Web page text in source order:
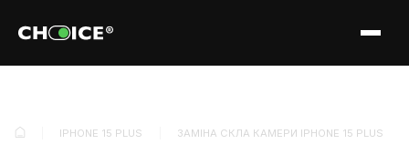
IPHONE 15 PLUS ЗАМІНА СКЛА КАМЕРИ IPHONE 15 PLUS